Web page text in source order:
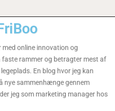
med online innovation og
rammer og betragter mest af
En blog hvor jeg kan
nye sammenhænge gennem
jeg som marketing manager hos